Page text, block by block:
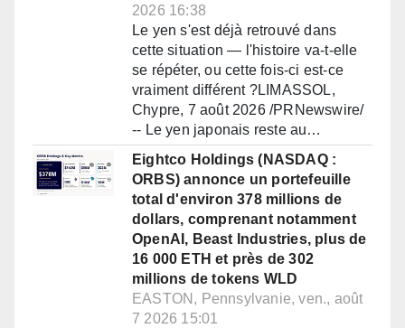
2026 16:38
Le yen s'est déjà retrouvé dans
cette situation — l'histoire va-t-elle
se répéter, ou cette fois-ci est-ce
vraiment différent ?LIMASSOL,
Chypre, 7 août 2026 /PRNewswire/
-- Le yen japonais reste au…
Eightco Holdings (NASDAQ :
ORBS) annonce un portefeuille
total d'environ 378 millions de
dollars, comprenant notamment
OpenAI, Beast Industries, plus de
16 000 ETH et près de 302
millions de tokens WLD
EASTON, Pennsylvanie, ven., août
7 2026 15:01